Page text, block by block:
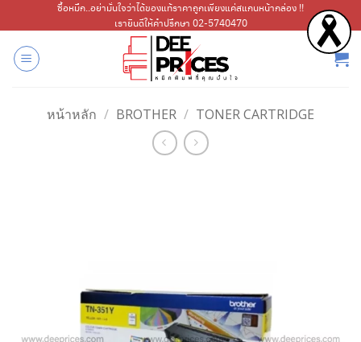
ไป
เนื้อหา
ซื้อหมึก..อย่ามั่นใจว่าได้ของแท้ราคาถูกเพียงแค่สแกนหน้ากล่อง !!
เรายินดีให้คำปรึกษา 02-5740470
หน้าหลัก / BROTHER / TONER CARTRIDGE